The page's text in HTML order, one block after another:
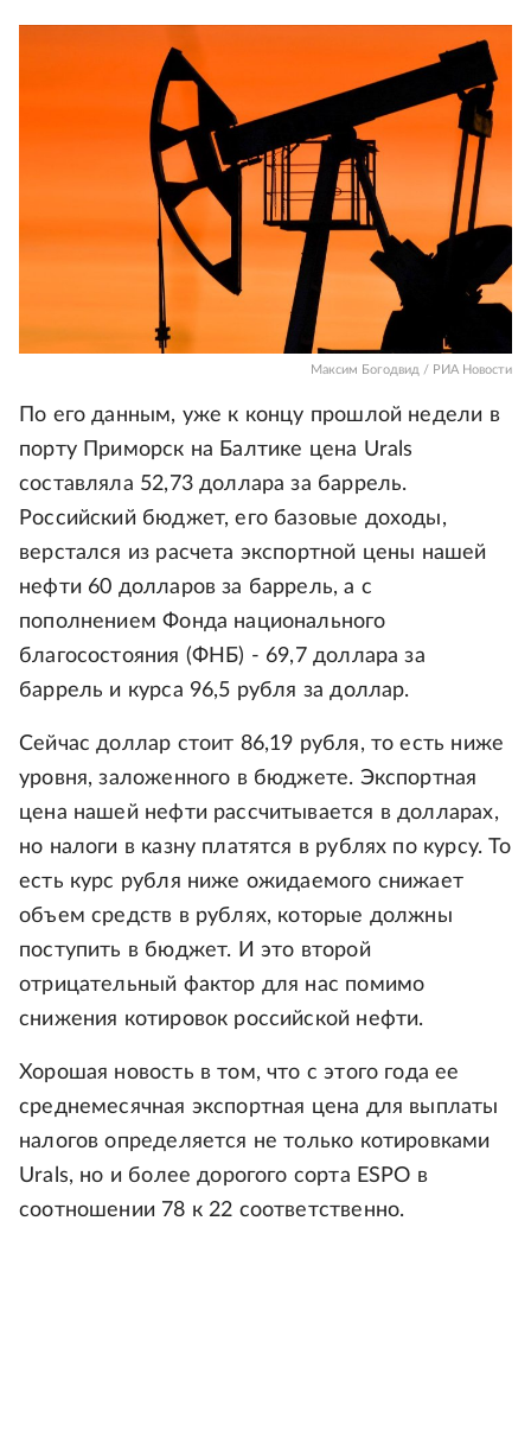
Максим Богодвид / РИА Новости
По его данным, уже к концу прошлой недели в
порту Приморск на Балтике цена Urals
составляла 52,73 доллара за баррель.
Российский бюджет, его базовые доходы,
верстался из расчета экспортной цены нашей
нефти 60 долларов за баррель, а с
пополнением Фонда национального
благосостояния (ФНБ) - 69,7 доллара за
баррель и курса 96,5 рубля за доллар.
Сейчас доллар стоит 86,19 рубля, то есть ниже
уровня, заложенного в бюджете. Экспортная
цена нашей нефти рассчитывается в долларах,
но налоги в казну платятся в рублях по курсу. То
есть курс рубля ниже ожидаемого снижает
объем средств в рублях, которые должны
поступить в бюджет. И это второй
отрицательный фактор для нас помимо
снижения котировок российской нефти.
Хорошая новость в том, что с этого года ее
среднемесячная экспортная цена для выплаты
налогов определяется не только котировками
Urals, но и более дорогого сорта ESPO в
соотношении 78 к 22 соответственно.